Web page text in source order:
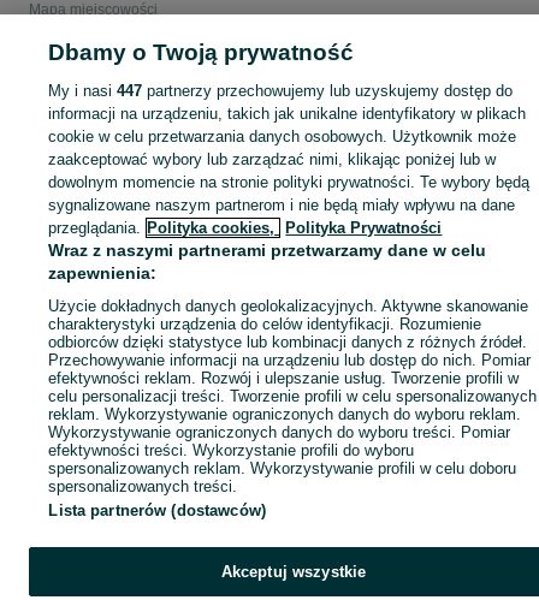
Mapa miejscowości
Mapa ministron
Dbamy o Twoją prywatność
My i nasi447 partnerzy przechowujemy lub uzyskujemy dostęp do
informacji na urządzeniu, takich jak unikalne identyfikatory w plikach
cookie w celu przetwarzania danych osobowych. Użytkownik może
zaakceptować wybory lub zarządzać nimi, klikając poniżej lub w
dowolnym momencie na stronie polityki prywatności. Te wybory będą
sygnalizowane naszym partnerom i nie będą miały wpływu na dane
przeglądania. Polityka cookies, Polityka Prywatności
Wraz z naszymi partnerami przetwarzamy dane w celu
zapewnienia:
Użycie dokładnych danych geolokalizacyjnych. Aktywne skanowanie
charakterystyki urządzenia do celów identyfikacji. Rozumienie
odbiorców dzięki statystyce lub kombinacji danych z różnych źródeł.
Przechowywanie informacji na urządzeniu lub dostęp do nich. Pomiar
efektywności reklam. Rozwój i ulepszanie usług. Tworzenie profili w
celu personalizacji treści. Tworzenie profili w celu spersonalizowanych
reklam. Wykorzystywanie ograniczonych danych do wyboru reklam.
Wykorzystywanie ograniczonych danych do wyboru treści. Pomiar
efektywności treści. Wykorzystanie profili do wyboru
spersonalizowanych reklam. Wykorzystywanie profili w celu doboru
spersonalizowanych treści.
Lista partnerów (dostawców)
Akceptuj wszystkie